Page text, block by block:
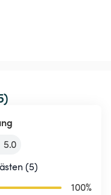
5.0
(5)
100%